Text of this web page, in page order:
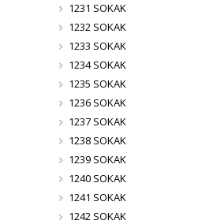
1231 SOKAK
1232 SOKAK
1233 SOKAK
1234 SOKAK
1235 SOKAK
1236 SOKAK
1237 SOKAK
1238 SOKAK
1239 SOKAK
1240 SOKAK
1241 SOKAK
1242 SOKAK